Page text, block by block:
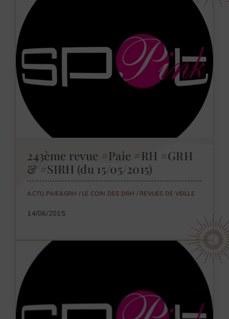
243ème revue #Paie #RH #GRH
& #SIRH (du 15/05/2015)
ACTU PAIE&GRH / LE COIN DES DRH / REVUES DE VEILLE
14/06/2015